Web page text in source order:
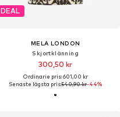
DEAL
MELA LONDON
Skjortklänning
300,50 kr
Ordinarie pris: 601,00 kr
Senaste lägsta pris:540,90 kr-44%